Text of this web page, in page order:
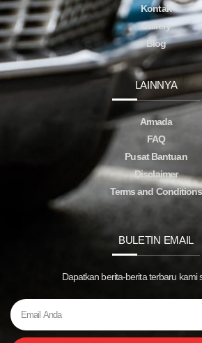
Kontak
Gallery
Blog
LAINNYA
Armada
FAQ
Pusat Bantuan
Disclaimer
Terms and Conditions
BULETIN EMAIL
Dapatkan berita-berita terbaru kami